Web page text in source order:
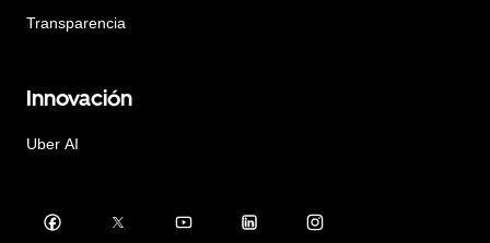
Transparencia
Innovación
Uber AI